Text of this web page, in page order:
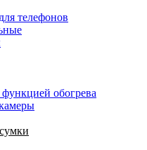
телефонов
обогрева